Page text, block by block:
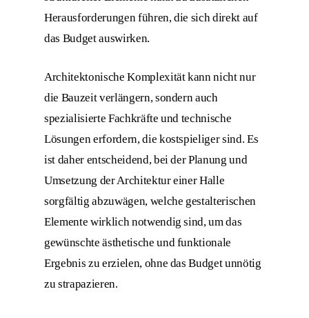
Herausforderungen führen, die sich direkt auf
das Budget auswirken.
Architektonische Komplexität kann nicht nur
die Bauzeit verlängern, sondern auch
spezialisierte Fachkräfte und technische
Lösungen erfordern, die kostspieliger sind. Es
ist daher entscheidend, bei der Planung und
Umsetzung der Architektur einer Halle
sorgfältig abzuwägen, welche gestalterischen
Elemente wirklich notwendig sind, um das
gewünschte ästhetische und funktionale
Ergebnis zu erzielen, ohne das Budget unnötig
zu strapazieren.